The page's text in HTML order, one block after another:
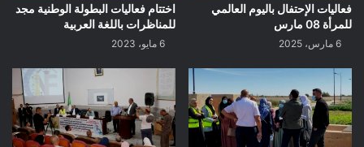
فعاليات الإحتفال باليوم العالمي
للمرأة 08 مارس
6 مارس، 2025
اختتام فعاليات البطولة الوطنية مجد
للمناظرات باللغة العربية
6 مايو، 2023